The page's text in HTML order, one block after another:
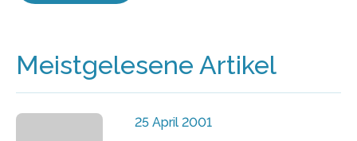
Meistgelesene Artikel
25 April 2001